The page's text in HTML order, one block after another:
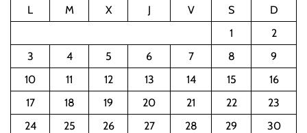
L
M X J V S
D
1
2
3
4 5 6 7 8
9
10
11 12 13 14 15
16
17
18 19 20 21 22
23
24
25 26 27 28 29
30